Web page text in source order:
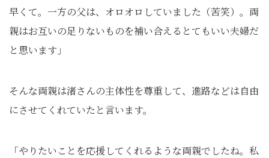
早くて。一方の父は、オロオロしていました（苦笑）。両
親はお互いの足りないものを補い合えるとてもいい夫婦だ
と思います」
そんな両親は渚さんの主体性を尊重して、進路などは自由
にさせてくれていたと言います。
「やりたいことを応援してくれるような両親でしたね。私